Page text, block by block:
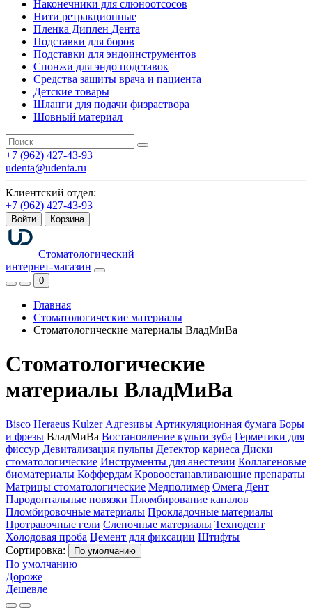
Наконечники для слюноотсосов
Нити ретракционные
Пленка Диплен Дента
Подставки для боров
Подставки для эндоинструментов
Спонжи для эндо подставок
Средства защиты врача и пациента
Детские товары
Шланги для подачи физраствора
Шовный материал
+7 (962) 427-43-93
udenta@udenta.ru
Клиентский отдел:
+7 (962) 427-43-93
Войти Корзина
Стоматологический
интернет-магазин
0
Главная
Стоматологические материалы
Стоматологические материалы ВладМиВа
Стоматологические
материалы ВладМиВа
Bisco Heraeus Kulzer Адгезивы Артикуляционная бумага Боры
и фрезы ВладМиВа Востановление культи зуба Герметики для
фиссур Девитализация пульпы Детектор кариеса Диски
стоматологические Инструменты для анестезии Коллагеновые
биоматериалы Коффердам Кровоостанавливающие препараты
Матрицы стоматологические Медполимер Омега Дент
Пародонтальные повязки Пломбирование каналов
Пломбировочные материалы Прокладочные материалы
Протравочные гели Слепочные материалы Технодент
Холодовая проба Цемент для фиксации Штифты
Сортировка:
По умолчанию
По умолчанию
Дороже
Дешевле